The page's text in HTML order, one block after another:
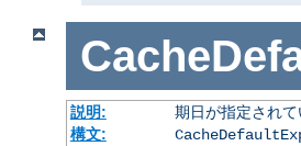
説明:
期日が指定され
構文: